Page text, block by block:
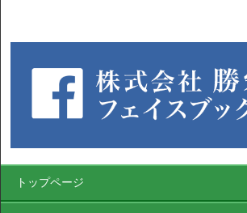
トップページ